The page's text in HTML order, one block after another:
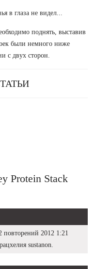
в глаза не видел...
поднять, выставив
были немного ниже
с двух сторон.
Protein Stack
повторений 2012 1:21
sustanon.